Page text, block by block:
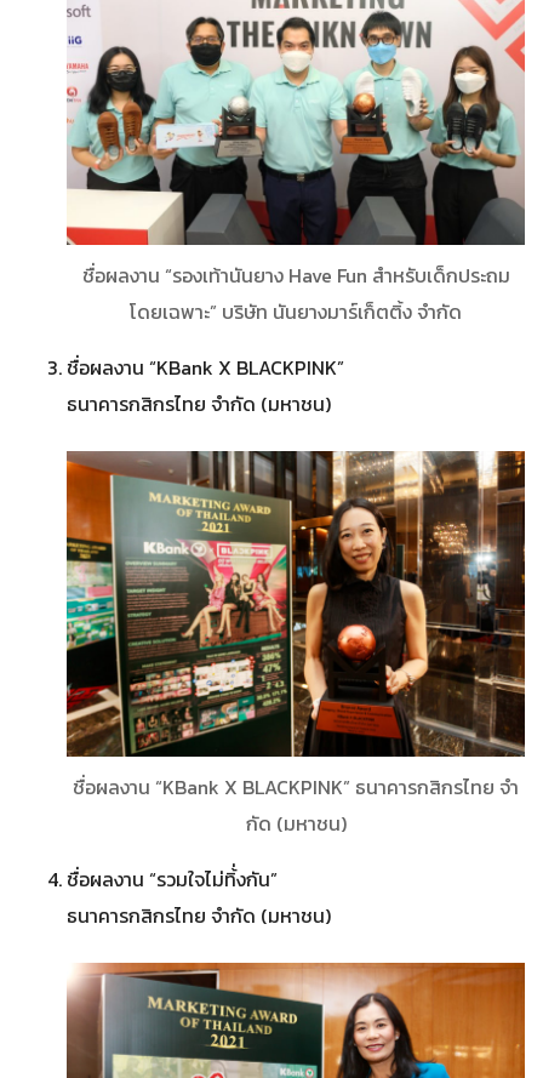
ชื่อผลงาน “รองเท้านันยาง Have Fun สําหรับเด็กประถม
โดยเฉพาะ” บริษัท นันยางมาร์เก็ตติ้ง จำกัด
ชื่อผลงาน “KBank X BLACKPINK”
ธนาคารกสิกรไทย จํากัด (มหาชน)
ชื่อผลงาน “KBank X BLACKPINK” ธนาคารกสิกรไทย จํา
กัด (มหาชน)
ชื่อผลงาน “รวมใจไม่ทิ้่งกัน”
ธนาคารกสิกรไทย จํากัด (มหาชน)